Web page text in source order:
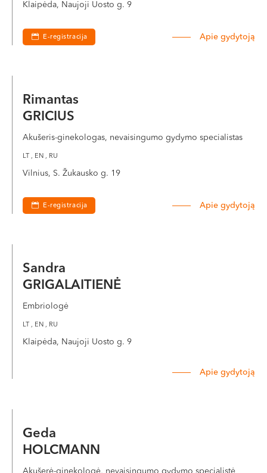
Klaipėda, Naujoji Uosto g. 9
E-registracija Apie gydytoją
Rimantas
GRICIUS
Akušeris-ginekologas, nevaisingumo gydymo specialistas
LT , EN , RU
Vilnius, S. Žukausko g. 19
E-registracija Apie gydytoją
Sandra
GRIGALAITIENĖ
Embriologė
LT , EN , RU
Klaipėda, Naujoji Uosto g. 9
Apie gydytoją
Geda
HOLCMANN
Akušerė-ginekologė, nevaisingumo gydymo specialistė